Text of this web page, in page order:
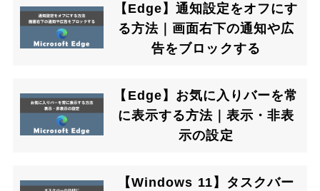
【Edge】通知設定をオフにす
る方法｜画面右下の通知や広
告をブロックする
【Edge】お気に入りバーを常
に表示する方法｜表示・非表
示の設定
【Windows 11】タスクバー